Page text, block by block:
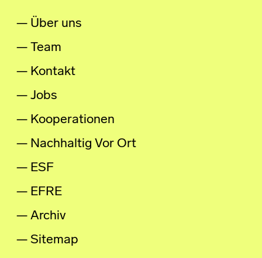
Über uns
Team
Kontakt
Jobs
Kooperationen
Nachhaltig Vor Ort
ESF
EFRE
Archiv
Sitemap